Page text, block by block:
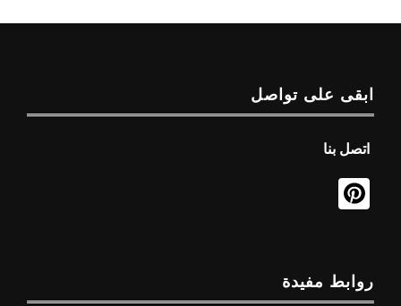
ابقى على تواصل
اتصل بنا
روابط مفيدة